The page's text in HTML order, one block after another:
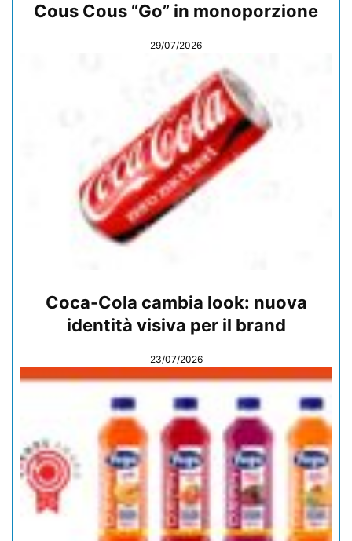
Cous Cous “Go” in monoporzione
29/07/2026
Coca-Cola cambia look: nuova
identità visiva per il brand
23/07/2026